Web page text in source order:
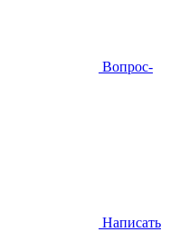
Вопрос-
Написать